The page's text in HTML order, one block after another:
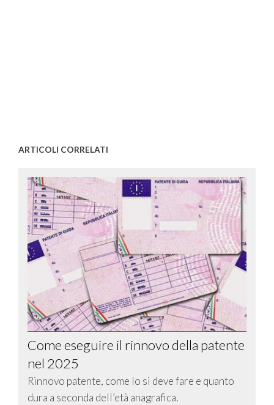
ARTICOLI CORRELATI
Come eseguire il rinnovo della patente
nel 2025
Rinnovo patente, come lo si deve fare e quanto
dura a seconda dell’età anagrafica.